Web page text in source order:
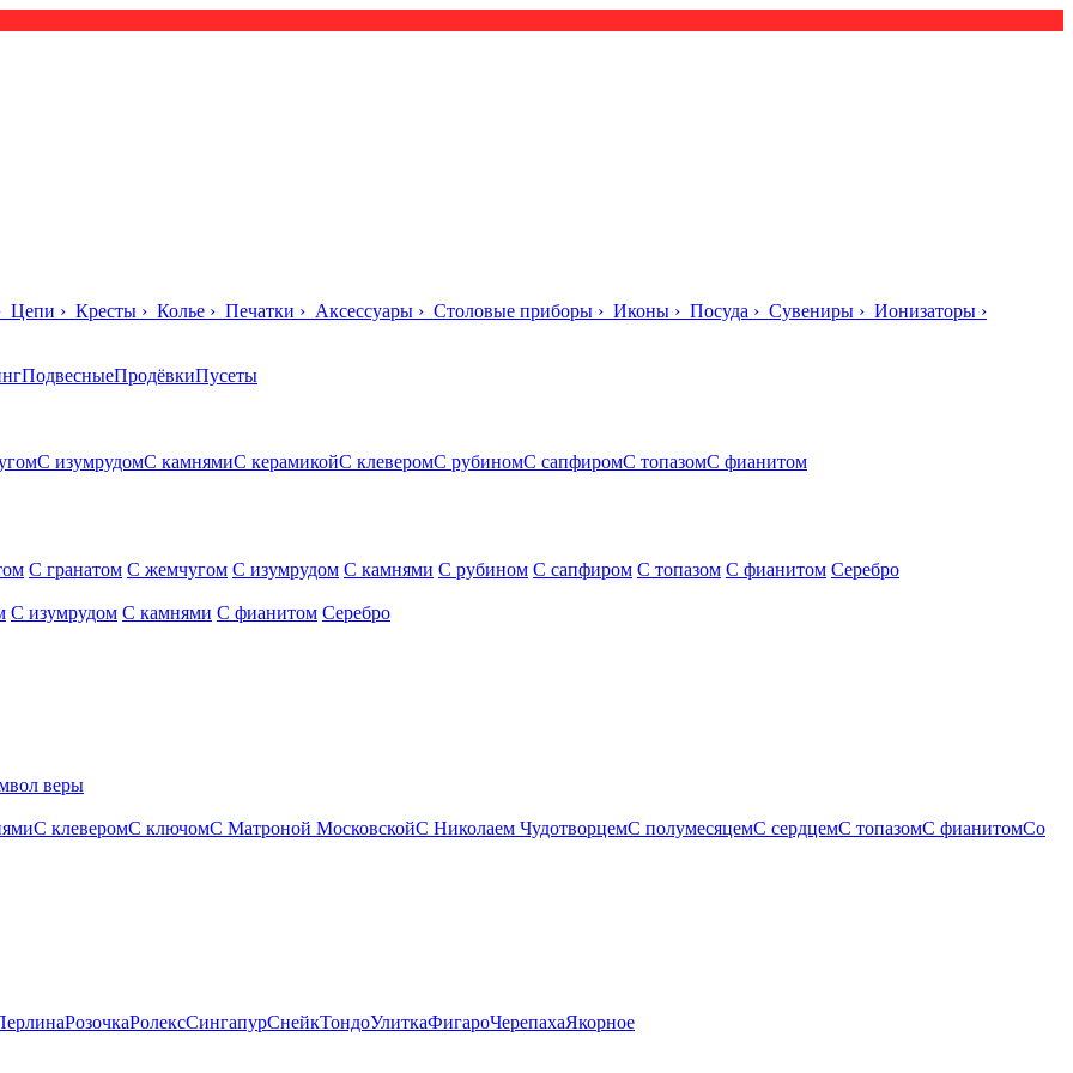
Цепи › Кресты › Колье › Печатки › Аксессуары › Столовые приборы › Иконы › Посуда › Сувениры › Ионизаторы ›
ПодвесныеПродёвкиПусеты
С изумрудомС камнямиС керамикойС клеверомС рубиномС сапфиромС топазомС фианитом
С гранатом С жемчугом С изумрудом С камнями С рубином С сапфиром С топазом С фианитом Серебро
С изумрудом С камнями С фианитом Серебро
веры
С клеверомС ключомС Матроной МосковскойС Николаем ЧудотворцемС полумесяцемС сердцемС топазомС фианитомСо
РозочкаРолексСингапурСнейкТондоУлиткаФигароЧерепахаЯкорное